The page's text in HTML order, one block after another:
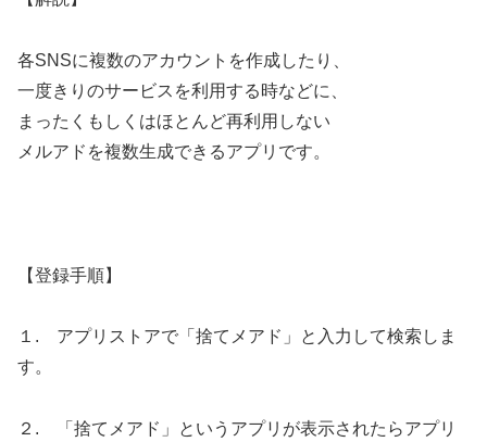
各SNSに複数のアカウントを作成したり、
一度きりのサービスを利用する時などに、
まったくもしくはほとんど再利用しない
メルアドを複数生成できるアプリです。
【登録手順】
１. アプリストアで「捨てメアド」と入力して検索しま
す。
２. 「捨てメアド」というアプリが表示されたらアプリ